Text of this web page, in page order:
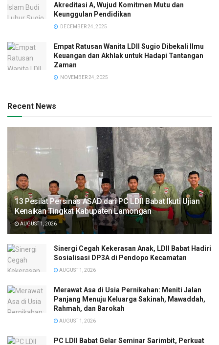
Akreditasi A, Wujud Komitmen Mutu dan
Keunggulan Pendidikan
DECEMBER 24, 2025
Empat Ratusan Wanita LDII Sugio Dibekali Ilmu
Keuangan dan Akhlak untuk Hadapi Tantangan
Zaman
NOVEMBER 24, 2025
Recent News
13 Pesilat Persinas ASAD dari PC LDII Babat Ikuti Ujian
Kenaikan Tingkat Kabupaten Lamongan
AUGUST 1, 2026
Sinergi Cegah Kekerasan Anak, LDII Babat Hadiri
Sosialisasi DP3A di Pendopo Kecamatan
AUGUST 1, 2026
Merawat Asa di Usia Pernikahan: Meniti Jalan
Panjang Menuju Keluarga Sakinah, Mawaddah,
Rahmah, dan Barokah
AUGUST 1, 2026
PC LDII Babat Gelar Seminar Sarimbit, Perkuat